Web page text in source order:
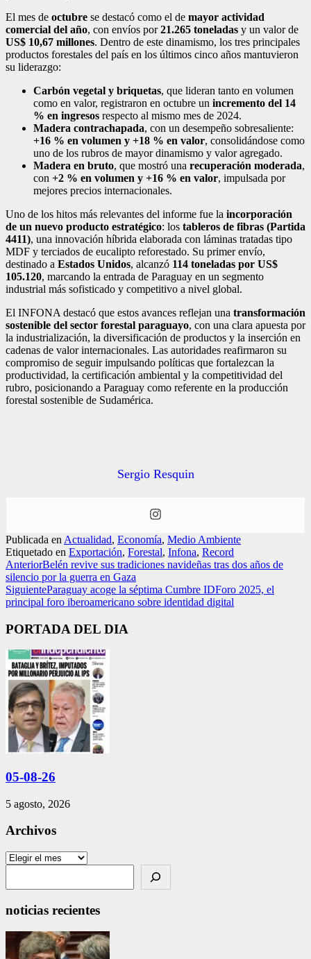
El mes de octubre se destacó como el de mayor actividad
comercial del año, con envíos por21.265 toneladas y un valor de
US$ 10,67 millones. Dentro de este dinamismo, los tres principales
productos forestales del país en los últimos cinco años mantuvieron
su liderazgo:
Carbón vegetal y briquetas, que lideran tanto en volumen
como en valor, registraron en octubre un incremento del 14
% en ingresos respecto al mismo mes de 2024.
Madera contrachapada, con un desempeño sobresaliente:
+16 % en volumen y +18 % en valor, consolidándose como
uno de los rubros de mayor dinamismo y valor agregado.
Madera en bruto, que mostró una recuperación moderada,
con +2 % en volumen y +16 % en valor, impulsada por
mejores precios internacionales.
Uno de los hitos más relevantes del informe fue la incorporación
de un nuevo producto estratégico: los tableros de fibras (Partida
4411), una innovación híbrida elaborada con láminas tratadas tipo
MDF y terciados de eucalipto reforestado. Su primer envío,
destinado a Estados Unidos, alcanzó 114 toneladas por US$
105.120, marcando la entrada de Paraguay en un segmento
industrial más sofisticado y competitivo a nivel global.
El INFONA destacó que estos avances reflejan una transformación
sostenible del sector forestal paraguayo, con una clara apuesta por
la industrialización, la diversificación de productos y la inserción en
cadenas de valor internacionales. Las autoridades reafirmaron su
compromiso de seguir impulsando políticas que fortalezcan la
productividad, la certificación ambiental y la competitividad del
rubro, posicionando a Paraguay como referente en la producción
forestal sostenible de Sudamérica.
Sergio Resquin
Publicada en Actualidad, Economía, Medio Ambiente
Etiquetado en Exportación, Forestal, Infona, Record
AnteriorBelén revive sus tradiciones navideñas tras dos años de
silencio por la guerra en Gaza
SiguienteParaguay acoge la séptima Cumbre IDForo 2025, el
principal foro iberoamericano sobre identidad digital
PORTADA DEL DIA
05-08-26
5 agosto, 2026
Archivos
Archivos
noticias recientes